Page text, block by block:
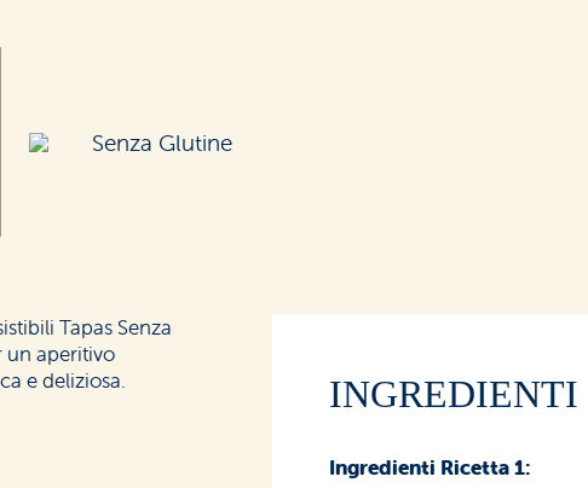
Senza Glutine
INGREDIENTI
Ingredienti Ricetta 1:
Tapas Senza
un aperitivo
e deliziosa.